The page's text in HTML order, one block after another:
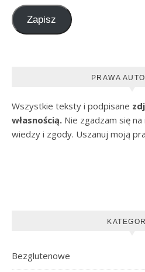
Zapisz
PRAWA
Wszystkie teksty i podpisane
własnością. Nie zgadzam się
wiedzy i zgody. Uszanuj moją
Bezglutenowe